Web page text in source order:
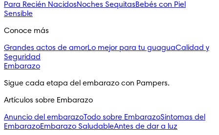
Para Recién NacidosNoches SequitasBebés con Piel
Sensible
Conoce más
Grandes actos de amorLo mejor para tu guaguaCalidad y
Seguridad
Embarazo
Sigue cada etapa del embarazo con Pampers.
Artículos sobre Embarazo
Anuncio del embarazoTodo sobre EmbarazoSintomas del
EmbarazoEmbarazo SaludableAntes de dar a luz